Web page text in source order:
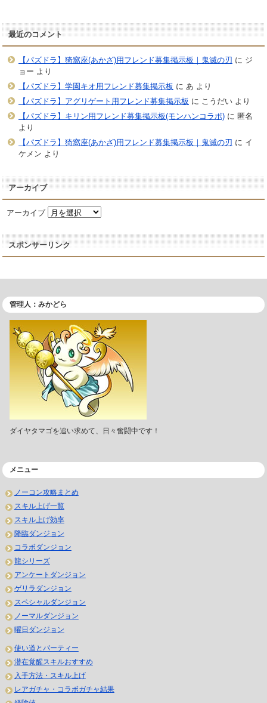
最近のコメント
【パズドラ】猗窩座(あかざ)用フレンド募集掲示板｜鬼滅の刃 に ジ
ョー より
【パズドラ】学園キオ用フレンド募集掲示板 に あ より
【パズドラ】アグリゲート用フレンド募集掲示板 に こうだいより
【パズドラ】キリン用フレンド募集掲示板(モンハンコラボ)に 匿名
より
【パズドラ】猗窩座(あかざ)用フレンド募集掲示板｜鬼滅の刃 に イ
ケメン より
アーカイブ
アーカイブ
スポンサーリンク
管理人：みかどら
ダイヤタマゴを追い求めて、日々奮闘中です！
メニュー
ノーコン攻略まとめ
スキル上げ一覧
スキル上げ効率
降臨ダンジョン
コラボダンジョン
龍シリーズ
アンケートダンジョン
ゲリラダンジョン
スペシャルダンジョン
ノーマルダンジョン
曜日ダンジョン
使い道とパーティー
潜在覚醒スキルおすすめ
入手方法・スキル上げ
レアガチャ・コラボガチャ結果